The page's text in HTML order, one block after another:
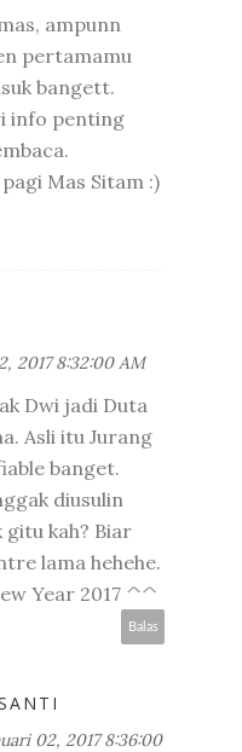
ampunn
pertamamu
bangett.
info penting
Mas Sitam :)
2017 8:32:00 AM
Dwi jadi Duta
Asli itu Jurang
banget.
diusulin
gitu kah? Biar
lama hehehe.
Year 2017 ^^
Balas
02, 2017 8:36:00